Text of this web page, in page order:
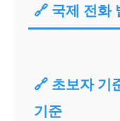
🔗 국제 전화
🔗 초보자 기
기준